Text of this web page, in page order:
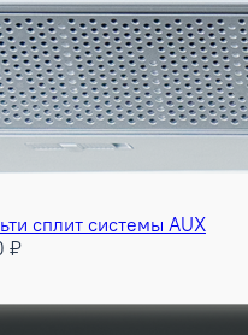
сплит системы AUX
₽